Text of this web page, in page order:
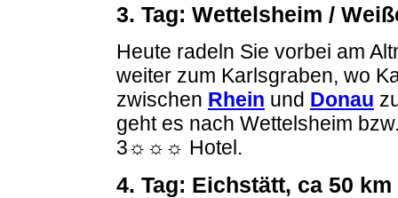
3. Tag: Wettelsheim /
Heute radeln Sie vorbei am
weiter zum Karlsgraben, wo
zwischen Rhein und Donau
geht es nach Wettelsheim
3☼☼☼ Hotel.
4. Tag: Eichstätt, ca 50 km